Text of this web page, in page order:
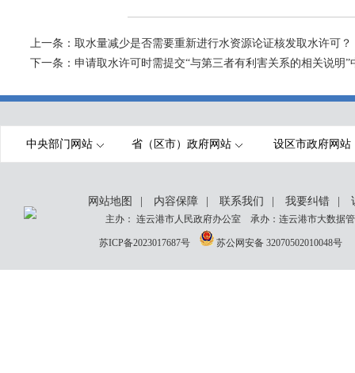
上一条： 取水量减少是否需要重新进行水资源论证核发取水许可？
下一条： 申请取水许可时需提交“与第三者有利害关系的相关说明
中央部门网站 省（区市）政府网站 设区市政府网站
网站地图 内容保障 联系我们 我要纠错
主办： 连云港市人民政府办公室 承办：连云港市大数据
苏ICP备2023017687号 苏公网安备 32070502010048号